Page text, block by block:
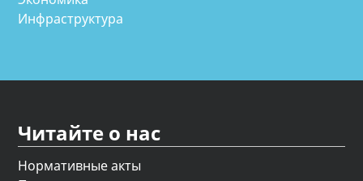
Инфраструктура
Читайте о нас
Нормативные акты